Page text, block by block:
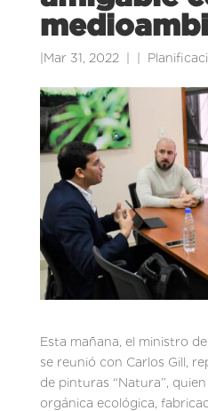
Mar 31, 2022
Esta mañana, el ministro
se reunió con Carlos Gill,
de pinturas “Natura”,
orgánica ecológica,